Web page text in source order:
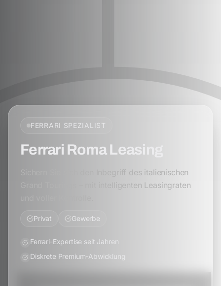
FERRARI SPEZIALIST
Ferrari Roma Leasing
Sichern Sie sich den Inbegriff des italienischen
Grand Tourings – mit intelligenten Leasingraten
Privat Gewerbe
Ferrari-Expertise seit Jahren
Diskrete Premium-Abwicklung